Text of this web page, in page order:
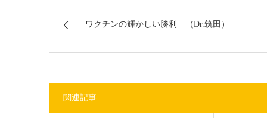
ワクチンの輝かしい勝利 （Dr.筑田）
関連記事